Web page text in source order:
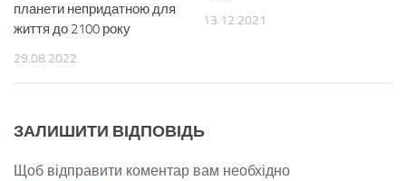
планети непридатною для
життя до 2100 року
29.08.2022
13.12.2021
ЗАЛИШИТИ ВІДПОВІДЬ
Щоб відправити коментар вам необхідно